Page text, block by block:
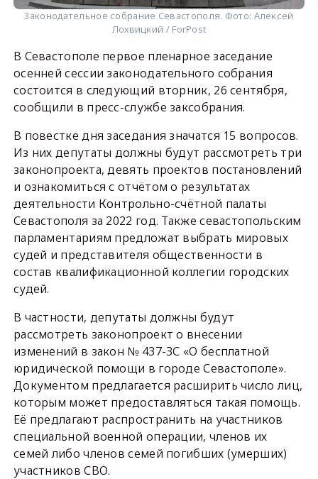
Законодательное собрание Севастополя. Фото: Алексей
Лохвицкий / ForPost
В Севастополе первое пленарное заседание
осенней сессии законодательного собрания
состоится в следующий вторник, 26 сентября,
сообщили в пресс-службе заксобрания.
В повестке дня заседания значатся 15 вопросов.
Из них депутаты должны будут рассмотреть три
законопроекта, девять проектов постановлений
и ознакомиться с отчётом о результатах
деятельности Контрольно-счётной палаты
Севастополя за 2022 год. Также севастопольским
парламентариям предложат выбрать мировых
судей и представителя общественности в
состав квалификационной коллегии городских
судей.
В частности, депутаты должны будут
рассмотреть законопроект о внесении
изменений в закон № 437-ЗС «О бесплатной
юридической помощи в городе Севастополе».
Документом предлагается расширить число лиц,
которым может предоставляться такая помощь.
Её предлагают распространить на участников
специальной военной операции, членов их
семей либо членов семей погибших (умерших)
участников СВО.